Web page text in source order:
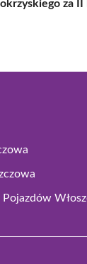
za II